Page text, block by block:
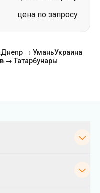
цена по запросу
Днепр → УманьУкраина
→ Татарбунары